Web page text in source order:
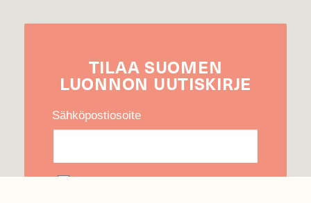
TILAA SUOMEN
LUONNON UUTIS­KIRJE
Sähköpostiosoite